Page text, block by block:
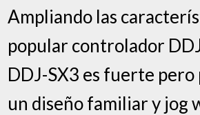
Ampliando las
popular controlador
DDJ-SX3 es fuerte
un diseño familiar y jog